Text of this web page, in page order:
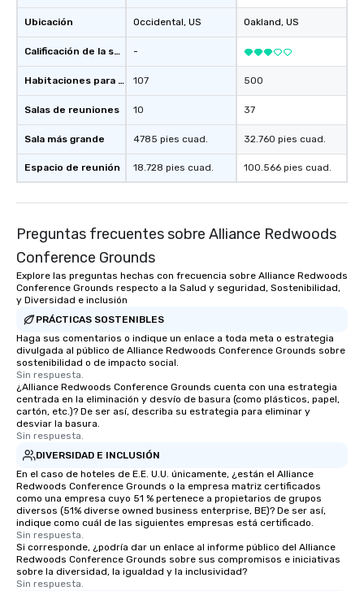
Ubicación
Calificación de la sede
Habitaciones para huéspedes
Salas de reuniones
Sala más grande
Espacio de reunión
Occidental, US
-
107
10
4785 pies cuad.
18.728 pies cuad.
Oakland, US
500
37
32.760 pies cuad.
100.566 pies cuad.
Preguntas frecuentes sobre Alliance Redwoods
Conference Grounds
Explore las preguntas hechas con frecuencia sobre Alliance Redwoods
Conference Grounds respecto a la Salud y seguridad, Sostenibilidad,
y Diversidad e inclusión
PRÁCTICAS SOSTENIBLES
Haga sus comentarios o indique un enlace a toda meta o estrategia
divulgada al público de Alliance Redwoods Conference Grounds sobre
sostenibilidad o de impacto social.
Sin respuesta.
¿Alliance Redwoods Conference Grounds cuenta con una estrategia
centrada en la eliminación y desvío de basura (como plásticos, papel,
cartón, etc.)? De ser así, describa su estrategia para eliminar y
desviar la basura.
Sin respuesta.
DIVERSIDAD E INCLUSIÓN
En el caso de hoteles de E.E. U.U. únicamente, ¿están el Alliance
Redwoods Conference Grounds o la empresa matriz certificados
como una empresa cuyo 51 % pertenece a propietarios de grupos
diversos (51% diverse owned business enterprise, BE)? De ser así,
indique como cuál de las siguientes empresas está certificado.
Sin respuesta.
Si corresponde, ¿podría dar un enlace al informe público del Alliance
Redwoods Conference Grounds sobre sus compromisos e iniciativas
sobre la diversidad, la igualdad y la inclusividad?
Sin respuesta.